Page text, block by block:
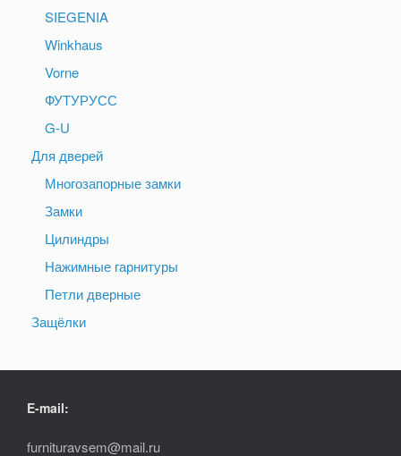
SIEGENIA
Winkhaus
Vorne
ФУТУРУСС
G-U
Для дверей
Многозапорные замки
Замки
Цилиндры
Нажимные гарнитуры
Петли дверные
Защёлки
E-mail:
furnituravsem@mail.ru